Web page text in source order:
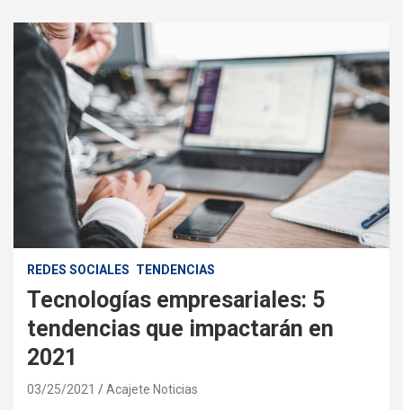
REDES SOCIALES TENDENCIAS
Tecnologías empresariales: 5
tendencias que impactarán en
2021
03/25/2021 Acajete Noticias